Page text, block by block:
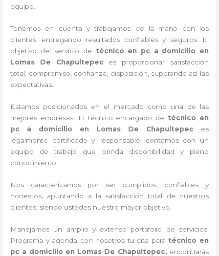
equipo.
Tenemos en cuenta y trabajamos de la mano con los
clientes, entregando resultados confiables y seguros. El
objetivo del servicio de técnico en pc a domicilio en
Lomas De Chapultepec es proporcionar satisfacción
total, compromiso, confianza, disposición, superando así las
expectativas.
Estamos posicionados en el mercado como una de las
mejores empresas. El técnico encargado de técnico en
pc a domicilio en Lomas De Chapultepec es
legalmente certificado y responsable, contamos con un
equipo de trabajo que brinda disponibilidad y pleno
conocimiento.
Nos caracterizamos por ser cumplidos, confiables y
honestos, apuntando a la satisfacción total de nuestros
clientes, siendo ustedes nuestro mayor objetivo.
Manejamos un amplio y extenso portafolio de servicios.
Programa y agenda con nosotros tu cita para técnico en
pc a domicilio en Lomas De Chapultepec, encontrarás